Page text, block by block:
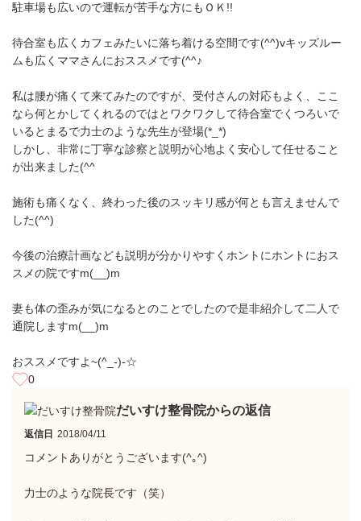
駐車場も広いので運転が苦手な方にもＯＫ!!
待合室も広くカフェみたいに落ち着ける空間です(^^)vキッズルー
ムも広くママさんにおススメです(^^♪
私は腰が痛くて来てみたのですが、受付さんの対応もよく、ここ
なら何とかしてくれるのではとワクワクして待合室でくつろいで
いるとまるで力士のような先生が登場(*_*)
しかし、非常に丁寧な診察と説明が心地よく安心して任せること
が出来ました(^^ゞ
施術も痛くなく、終わった後のスッキリ感が何とも言えませんで
した(^^)
今後の治療計画なども説明が分かりやすくホントにホントにおス
スメの院ですm(__)m
妻も体の歪みが気になるとのことでしたので是非紹介して二人で
通院しますm(__)m
おススメですよ~(^_-)-☆
0
だいすけ整骨院からの返信
返信日 2018/04/11
コメントありがとうございます(^｡^)
力士のような院長です（笑）